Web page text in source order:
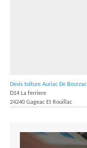
Devis toiture Auriac De Bourzac
D14 La ferriere
24240 Gageac Et Rouillac